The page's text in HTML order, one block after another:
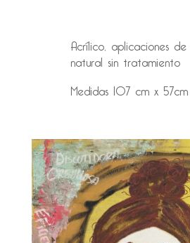
Acrílico, aplicaciones
natural sin tratamiento
Medidas 107 cm x 57cm